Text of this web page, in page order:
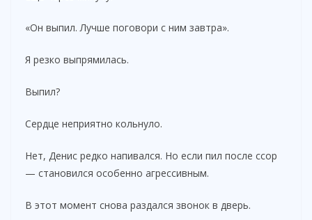
«Он выпил. Лучше поговори с ним завтра».
Я резко выпрямилась.
Выпил?
Сердце неприятно кольнуло.
Нет, Денис редко напивался. Но если пил после ссор
— становился особенно агрессивным.
В этот момент снова раздался звонок в дверь.